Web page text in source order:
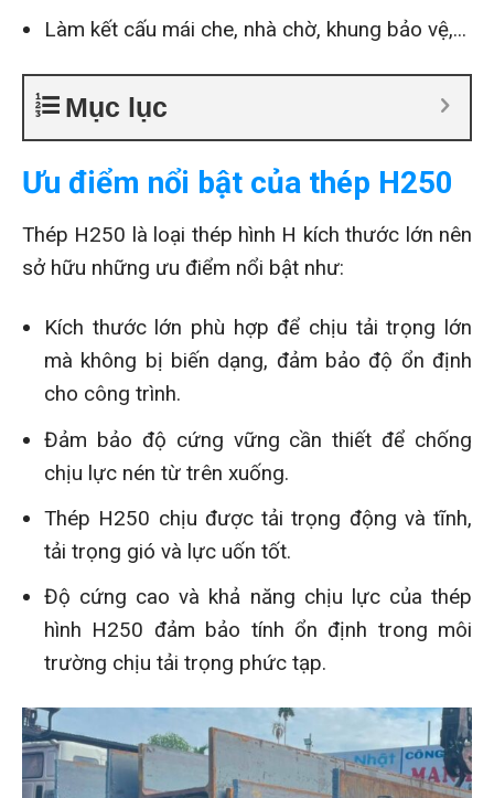
Làm kết cấu mái che, nhà chờ, khung bảo vệ,...
Mục lục
Ưu điểm nổi bật của thép H250
Thép H250 là loại thép hình H kích thước lớn nên
sở hữu những ưu điểm nổi bật như:
Kích thước lớn phù hợp để chịu tải trọng lớn
mà không bị biến dạng, đảm bảo độ ổn định
cho công trình.
Đảm bảo độ cứng vững cần thiết để chống
chịu lực nén từ trên xuống.
Thép H250 chịu được tải trọng động và tĩnh,
tải trọng gió và lực uốn tốt.
Độ cứng cao và khả năng chịu lực của thép
hình H250 đảm bảo tính ổn định trong môi
trường chịu tải trọng phức tạp.